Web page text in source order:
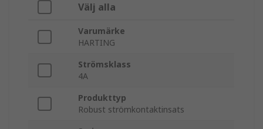
Välj alla
Varumärke
HARTING
Strömsklass
4A
Produkttyp
Robust strömkontaktinsats